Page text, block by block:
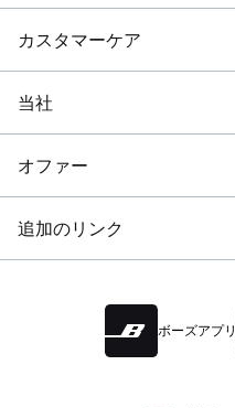
カスタマーケア
当社
オファー
追加のリンク
ボーズアプリ